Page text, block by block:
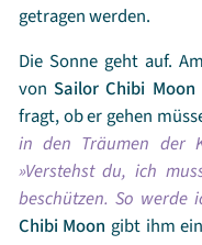
getragen werden.
Die Sonne geht auf.
vonSailor Chibi Moon
fragt, ob er gehen
in den Träumen der
Verstehst du, ich
beschützen. So
Chibi Moon gibt ihm